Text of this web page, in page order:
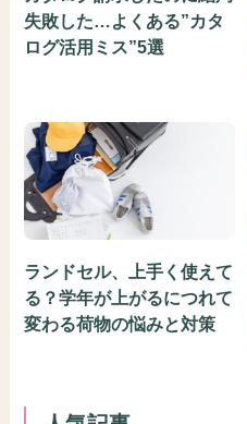
失敗した…よくある”カタ
ログ活用ミス”5選
ランドセル、上手く使えて
る？学年が上がるにつれて
変わる荷物の悩みと対策